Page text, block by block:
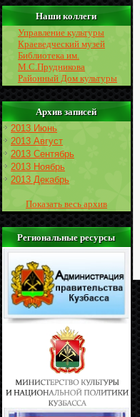
Наши коллеги
Управление культуры
Краеведческий музей
Библиотека им.
М.С.Прудникова
Районный Дом культуры
Архив записей
2013 Июнь
2013 Август
2013 Сентябрь
2013 Ноябрь
2013 Декабрь
Показать весь архив
Региональные ресурсы